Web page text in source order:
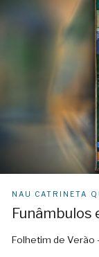
NAU CATRINETA
Funâmbulos
Folhetim de Verão